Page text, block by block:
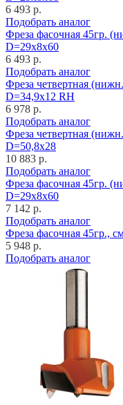
6 493 р.
Подобрать аналог
Фреза фасочная 45гр.
D=29x8x60
6 493 р.
Подобрать аналог
Фреза четвертная
D=34,9x12 RH
6 978 р.
Подобрать аналог
Фреза четвертная
D=50,8x28
10 883 р.
Подобрать аналог
Фреза фасочная 45гр.
D=29x8x60
7 142 р.
Подобрать аналог
Фреза фасочная 45гр.,
5 948 р.
Подобрать аналог